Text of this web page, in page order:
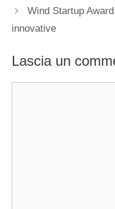
Wind Startup
innovative
Lascia un